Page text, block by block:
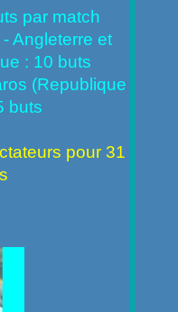
par match
Angleterre et
: 10 buts
(Republique
buts
pour 31